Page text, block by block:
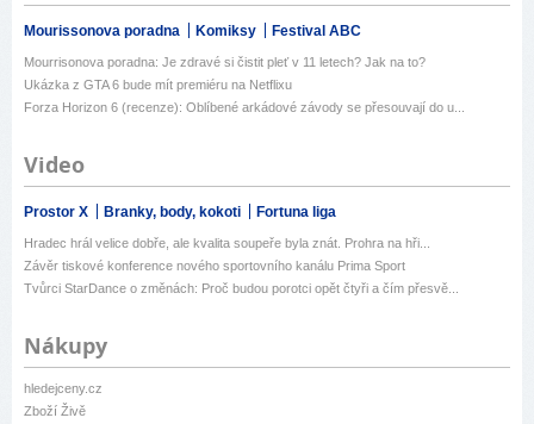
Mourissonova poradna Komiksy Festival ABC
Mourrisonova poradna: Je zdravé si čistit pleť v 11 letech? Jak na to?
Ukázka z GTA 6 bude mít premiéru na Netflixu
Forza Horizon 6 (recenze): Oblíbené arkádové závody se přesouvají do u...
Video
Prostor X Branky, body, kokoti Fortuna liga
Hradec hrál velice dobře, ale kvalita soupeře byla znát. Prohra na hři...
Závěr tiskové konference nového sportovního kanálu Prima Sport
Tvůrci StarDance o změnách: Proč budou porotci opět čtyři a čím přesvě...
Nákupy
hledejceny.cz
Zboží Živě